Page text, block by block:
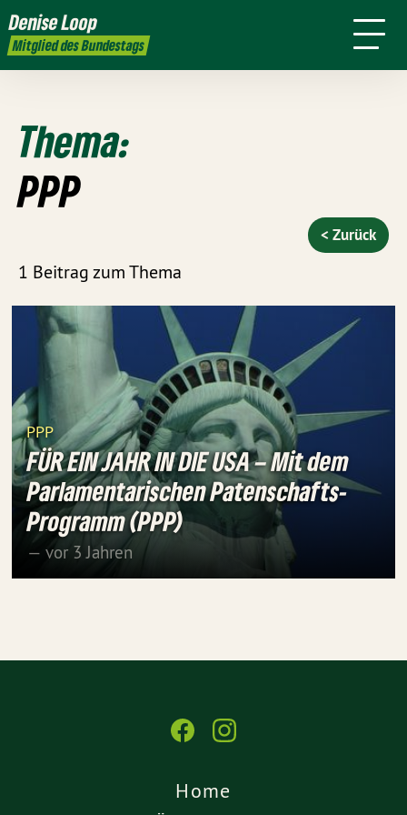
Denise Loop
Mitglied des Bundestags
mich
Thema:
PPP
1 Beitrag zum Thema
< Zurück
PPP
FÜR EIN JAHR IN DIE USA – Mit dem
Parlamentarischen Patenschafts-
Programm (PPP)
— vor 3 Jahren
Home